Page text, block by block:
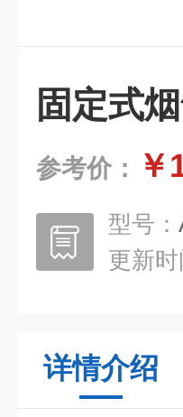
固定式
参考价： ￥
型号：
更新时
详情介绍